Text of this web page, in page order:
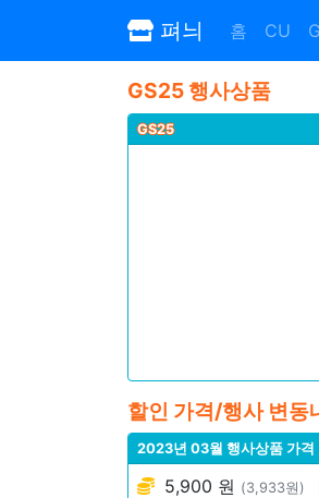
펴늬 홈 CU
GS25 행사상품
GS25
할인 가격/행사 변동
2023년 03월 행사상품 가격
5,900 원 (3,933원)